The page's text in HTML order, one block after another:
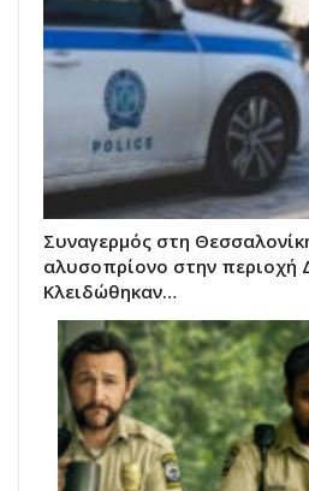
Συναγερμός στη
αλυσοπρίονο στην περιοχή
Κλειδώθηκαν…